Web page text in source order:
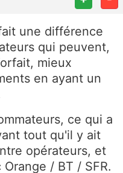
une différence
qui peuvent,
mieux
en ayant un
ce qui a
tout qu'il y ait
opérateurs, et
/ BT / SFR.